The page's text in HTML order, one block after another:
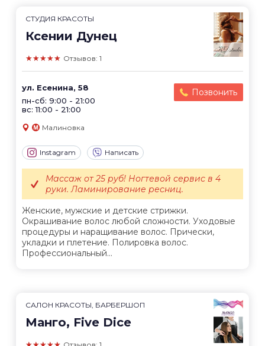
СТУДИЯ КРАСОТЫ
Ксении Дунец
★★★★★ Отзывов: 1
ул. Есенина, 58
пн-сб: 9:00 - 21:00
вс: 11:00 - 21:00
Позвонить
Малиновка
Instagram Написать
Женские, мужские и детские стрижки.
Окрашивание волос любой сложности. Уходовые
процедуры и наращивание волос. Прически,
укладки и плетение. Полировка волос.
Профессиональный...
Массаж от 25 руб! Ногтевой сервис в 4
руки. Ламинирование ресниц.
САЛОН КРАСОТЫ, БАРБЕРШОП
Манго, Five Dice